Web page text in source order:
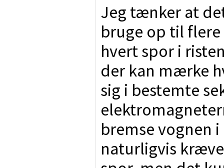
Jeg tænker at
bruge op til
hvert spor i
der kan mærke
sig i bestemte
bremse vognen
naturligvis